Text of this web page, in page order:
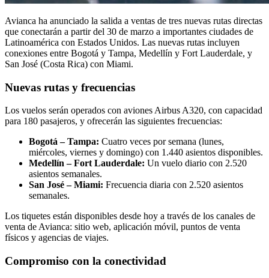
Avianca ha anunciado la salida a ventas de tres nuevas rutas directas
que conectarán a partir del 30 de marzo a importantes ciudades de
Latinoamérica con Estados Unidos. Las nuevas rutas incluyen
conexiones entre Bogotá y Tampa, Medellín y Fort Lauderdale, y
San José (Costa Rica) con Miami.
Nuevas rutas y frecuencias
Los vuelos serán operados con aviones Airbus A320, con capacidad
para 180 pasajeros, y ofrecerán las siguientes frecuencias:
Bogotá – Tampa: Cuatro veces por semana (lunes,
miércoles, viernes y domingo) con 1.440 asientos disponibles.
Medellín – Fort Lauderdale: Un vuelo diario con 2.520
asientos semanales.
San José – Miami: Frecuencia diaria con 2.520 asientos
semanales.
Los tiquetes están disponibles desde hoy a través de los canales de
venta de Avianca: sitio web, aplicación móvil, puntos de venta
físicos y agencias de viajes.
Compromiso con la conectividad